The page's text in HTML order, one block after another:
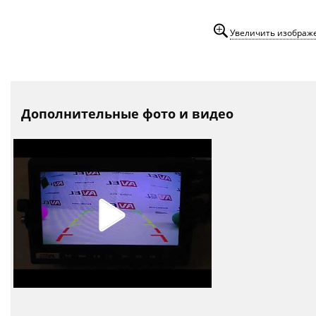
Увеличить
Дополнительные фото и видео